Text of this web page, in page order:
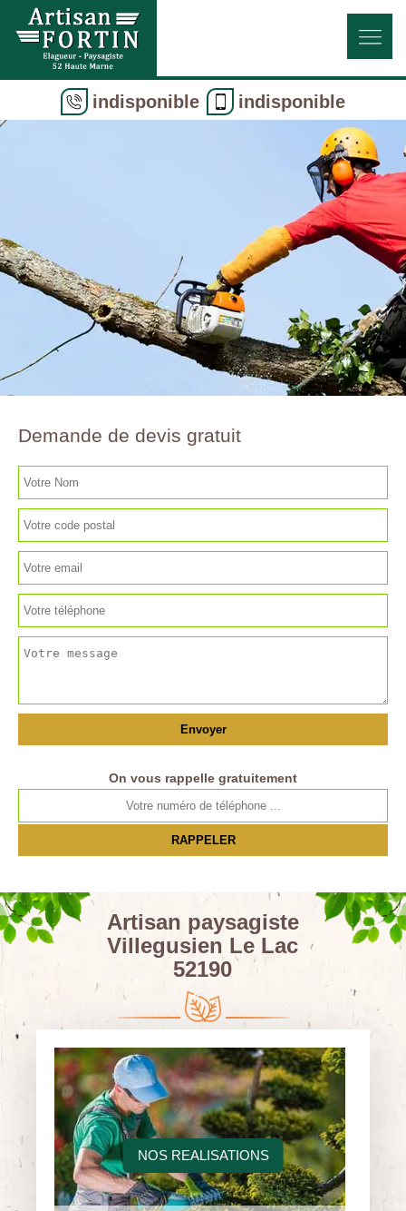
indisponible indisponible
NOS REALISATIONS
Demande de devis gratuit
On vous rappelle gratuitement
Artisan paysagiste
Villegusien Le Lac
52190